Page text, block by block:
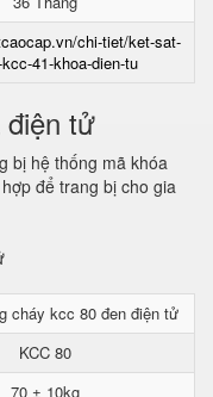
chi-tiet/ket-sat-
41-khoa-dien-tu
điện tử
bị hệ thống mã khóa
để trang bị cho gia
cháy kcc 80 đen điện tử
KCC 80
70 ± 10kg